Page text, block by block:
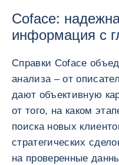
Coface:
информация с
Справки Coface
анализа – от
дают объективную
от того, на каком
поиска новых
стратегических
на проверенные